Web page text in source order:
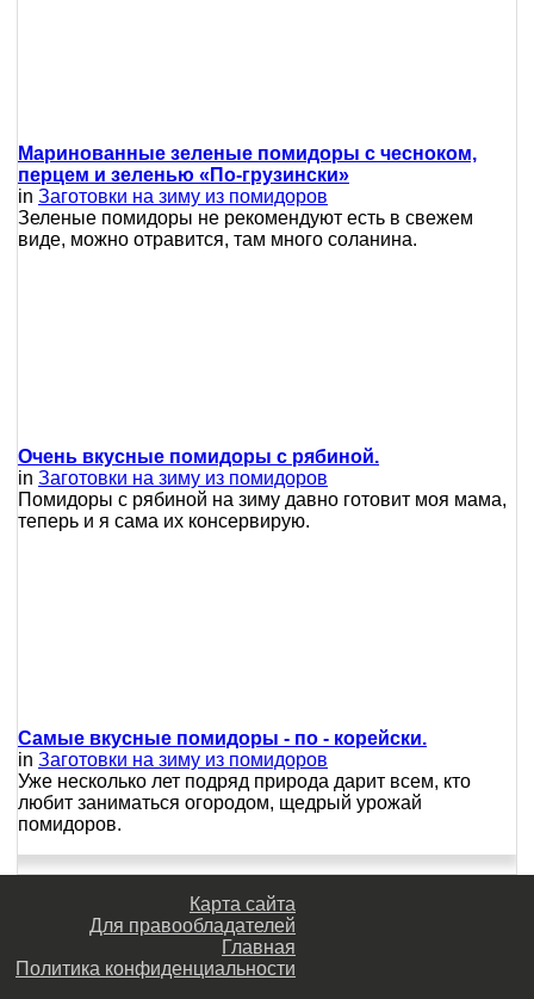
Маринованные зеленые помидоры с чесноком,
перцем и зеленью «По-грузински»
in Заготовки на зиму из помидоров
Зеленые помидоры не рекомендуют есть в свежем
виде, можно отравится, там много соланина.
Очень вкусные помидоры с рябиной.
in Заготовки на зиму из помидоров
Помидоры с рябиной на зиму давно готовит моя мама,
теперь и я сама их консервирую.
Самые вкусные помидоры - по - корейски.
in Заготовки на зиму из помидоров
Уже несколько лет подряд природа дарит всем, кто
любит заниматься огородом, щедрый урожай
помидоров.
Карта сайта
Для правообладателей
Главная
Политика конфиденциальности